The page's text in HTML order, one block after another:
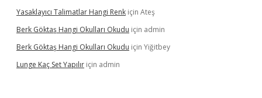
Yasaklayıcı Talimatlar Hangi Renk için Ateş
Berk Göktaş Hangi Okulları Okudu için admin
Berk Göktaş Hangi Okulları Okudu için Yiğitbey
Lunge Kaç Set Yapılır için admin